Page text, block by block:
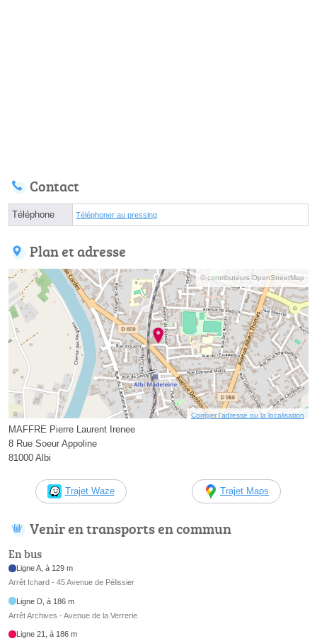
Contact
Téléphone Téléphoner au pressing
Plan et adresse
© contributeurs OpenStreetMap
Corriger l’adresse ou la localisation
MAFFRE Pierre Laurent Irenee
8 Rue Soeur Appoline
81000 Albi
Trajet Waze Trajet Maps
Venir en transports en commun
En bus
Ligne A, à 129 m
Arrêt Ichard - 45 Avenue de Pélissier
Ligne D, à 186 m
Arrêt Archives - Avenue de la Verrerie
Ligne 21, à 186 m